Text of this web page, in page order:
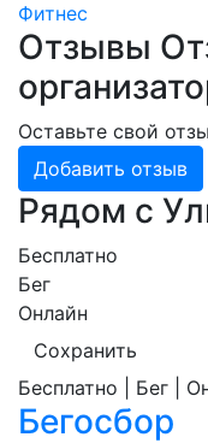
Фитнес
Отзывы
Оставьте свой
Добавить отзыв
Рядом с
Бесплатно
Бег
Онлайн
Сохранить
Бесплатно | Бег |
Бегосбор